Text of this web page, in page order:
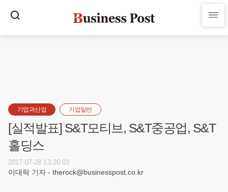
기업과산업 기업일반
[실적발표] S&T모티브, S&T중공업, S&T
홀딩스
2017-07-28 13:20:03
이대락 기자 - therock@businesspost.co.kr